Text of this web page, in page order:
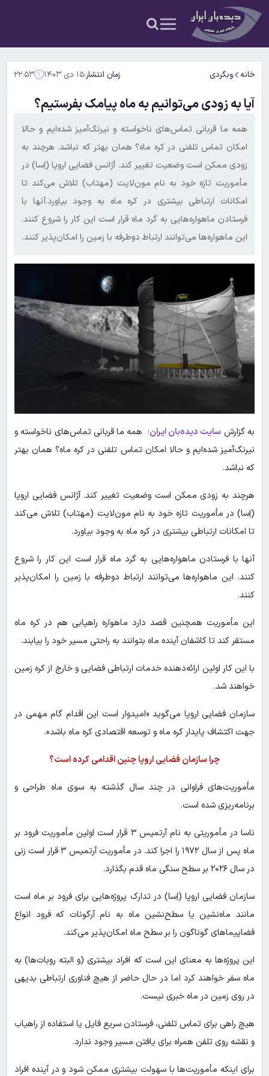
خانه وبگردی زمان انتشار:۱۵ دی ۱۴۰۳ ۲۲:۵۳
آیا به زودی می‌توانیم به ماه پیامک بفرستیم؟
همه ما قربانی تماس‌های ناخواسته و نیرنگ‌آمیز شده‌ایم و حالا
امکان تماس تلفنی در کره ماه؟ همان بهتر که نباشد. هرچند به
زودی ممکن است وضعیت تغییر کند. آژانس فضایی اروپا (اِسا) در
مأموریت تازه خود به نام مون‌لایت (مهتاب) تلاش می‌کند تا
امکانات ارتباطی بیشتری در کره ماه به وجود بیاورد.آنها با
فرستادن ماهواره‌هایی به گرد ماه قرار است این کار را شروع ‌کنند.
این ماهواره‌ها می‌توانند ارتباط دو‌طرفه با زمین را امکان‌پذیر کنند.
به گزارش سایت دیده‌بان ایران؛ همه ما قربانی تماس‌های ناخواسته و
نیرنگ‌آمیز شده‌ایم و حالا امکان تماس تلفنی در کره ماه؟ همان بهتر
که نباشد.
هرچند به زودی ممکن است وضعیت تغییر کند. آژانس فضایی اروپا
(اِسا) در مأموریت تازه خود به نام مون‌لایت (مهتاب) تلاش می‌کند
تا امکانات ارتباطی بیشتری در کره ماه به وجود بیاورد.
آنها با فرستادن ماهواره‌هایی به گرد ماه قرار است این کار را شروع
‌کنند. این ماهواره‌ها می‌توانند ارتباط دو‌طرفه با زمین را امکان‌پذیر
کنند.
این مأموریت همچنین قصد دارد ماهواره راهیابی هم در کره ماه
مستقر کند تا کاشفان آینده ماه بتوانند به راحتی مسیر خود را بیابند.
با این کار اولین ارائه‌دهنده خدمات ارتباطی فضایی و خارج از کره زمین
خواهند شد.
سازمان فضایی اروپا می‌گوید «امیدوار است این اقدام گام مهمی در
جهت اکتشاف پایدار کره ماه و توسعه اقتصادی کره ماه باشد».
چرا سازمان فضایی اروپا چنین اقدامی کرده است؟
مأموریت‌های فراوانی در چند سال گذشته به سوی ماه طراحی و
برنامه‌ریزی شده است.
ناسا در مأموریتی به نام آرتمیس ۳ قرار است اولین مأموریت فرود بر
ماه پس از سال ۱۹۷۲ را اجرا کند. در مأموریت آرتمیس ۳ قرار است زنی
در سال ۲۰۲۶ بر سطح سنگی ماه قدم بگذارد.
سازمان فضایی اروپا (اِسا) در تدارک پروژه‌هایی برای فرود بر ماه است
مانند ماه‌نشین یا سطح‌نشین ماه به نام آرگونات که فرود انواع
فضا‌پیما‌های گوناگون را بر سطح ماه امکان‌پذیر می‌کند.
این پروژه‌ها به معنای این است که افراد بیشتری (و البته روبات‌ها) به
ماه سفر خواهند کرد اما در حال حاضر از هیچ فناوری ارتباطی بدیهی
در روی زمین در ماه خبری نیست.
هیچ راهی برای تماس تلفنی، فرستادن سریع فایل‌ یا استفاده از راهیاب
و نقشه روی تلفن همراه برای یافتن مسیر وجود ندارد.
برای اینکه مأموریت‌ها با سهولت بیشتری ممکن شود و در آینده افراد